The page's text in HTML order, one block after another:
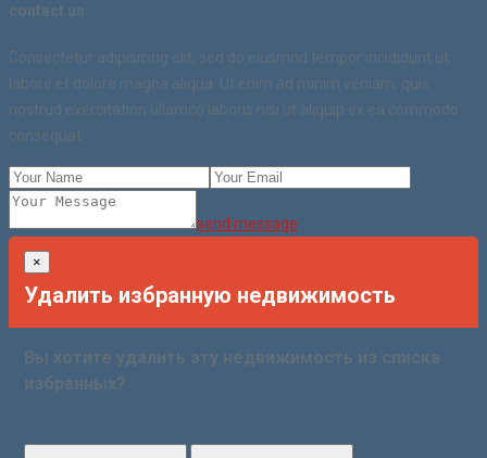
contact us
Consectetur adipisicing elit, sed do eiusmod tempor incididunt ut
labore et dolore magna aliqua. Ut enim ad minim veniam, quis
nostrud exercitation ullamco laboris nisi ut aliquip ex ea commodo
consequat.
send message
×
Удалить избранную недвижимость
Вы хотите удалить эту недвижимость из списка
избранных?